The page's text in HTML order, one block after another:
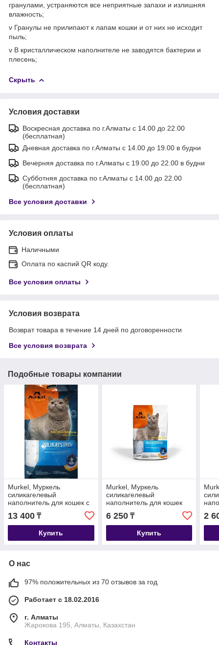
гранулами, устраняются все неприятные запахи и излишняя
влажность;
v Гранулы не прилипают к лапам кошки и от них не исходит
пыль;
v В кристаллическом наполнителе не заводятся бактерии и
плесень;
Скрыть
Условия доставки
Воскресная доставка по г.Алматы с 14.00 до 22.00
(бесплатная)
Дневная доставка по г.Алматы с 14.00 до 19.00 в будни
Вечерняя доставка по г.Алматы с 19.00 до 22.00 в будни
Субботняя доставка по г.Алматы с 14.00 до 22.00
(бесплатная)
Все условия доставки
Условия оплаты
Наличными
Оплата по каспий QR коду.
Все условия оплаты
Условия возврата
Возврат товара в течение 14 дней по договоренности
Все условия возврата
Подобные товары компании
Murkel, Муркель
силикагелевый
наполнитель для кошек с
ароматом скошенной
травы, уп. 22л (10кг)
13 400 ₸
Купить
Murkel, Муркель
силикагелевый
наполнитель для кошек
без ароматизатора, уп.
10л (4,5кг)
6 250₸
Купить
2
О нас
97% положительных из 70 отзывов за год
Работает с 18.02.2016
г. Алматы
Жарокова 195, Алматы, Казахстан
Контакты